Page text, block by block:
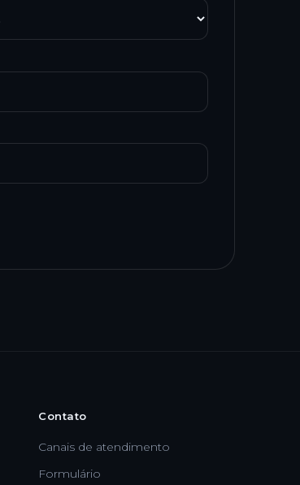
Contato
Canais de atendimento
Formulário